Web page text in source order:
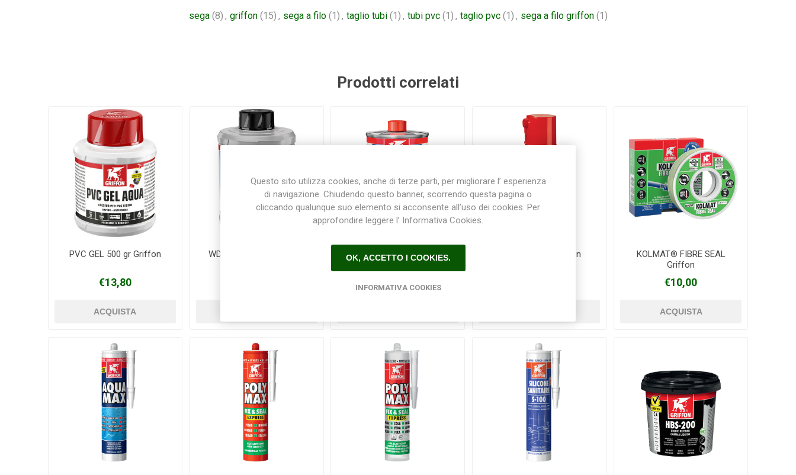
sega (8) , griffon (15) , sega a filo (1) , taglio tubi (1) , tubi pvc (1) , taglio pvc (1) , sega a filo griffon (1)
Prodotti correlati
PVC GEL 500 gr Griffon
€13,80
WDF-05® Griffon ml 200
CLEANER PVC - PVC-C -
€22,50
LUBRIT-ALL® Griffon
KOLMAT® FIBRE SEAL
Griffon
€10,00
Questo sito utilizza cookies, anche di terze parti, per migliorare l’ esperienza
di navigazione. Chiudendo questo banner, scorrendo questa pagina o
cliccando qualunque suo elemento si acconsente all’uso dei cookies. Per
approfondire leggere l’ Informativa Cookies.
OK, ACCETTO I COOKIES.
INFORMATIVA COOKIES